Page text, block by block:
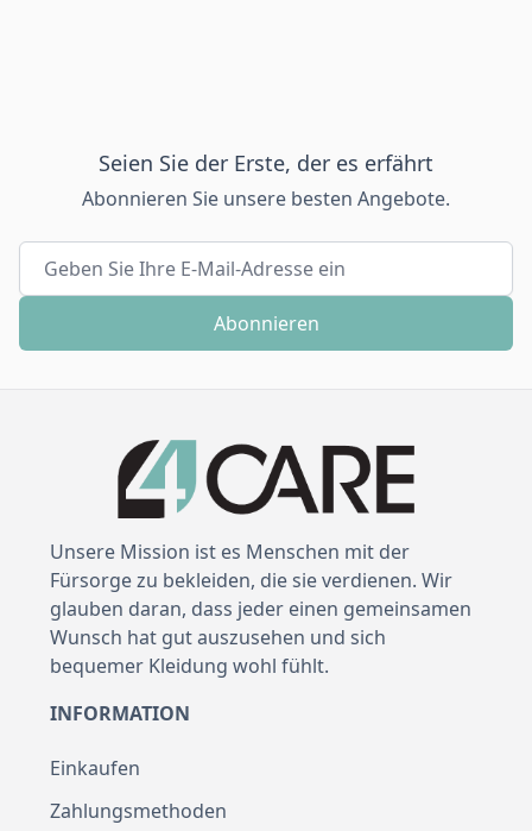
Seien Sie der Erste, der es erfährt
Abonnieren Sie unsere besten Angebote.
E-Mailadresse
Abonnieren
Unsere Mission ist es Menschen mit der
Fürsorge zu bekleiden, die sie verdienen. Wir
glauben daran, dass jeder einen gemeinsamen
Wunsch hat gut auszusehen und sich
bequemer Kleidung wohl fühlt.
INFORMATION
Einkaufen
Zahlungsmethoden